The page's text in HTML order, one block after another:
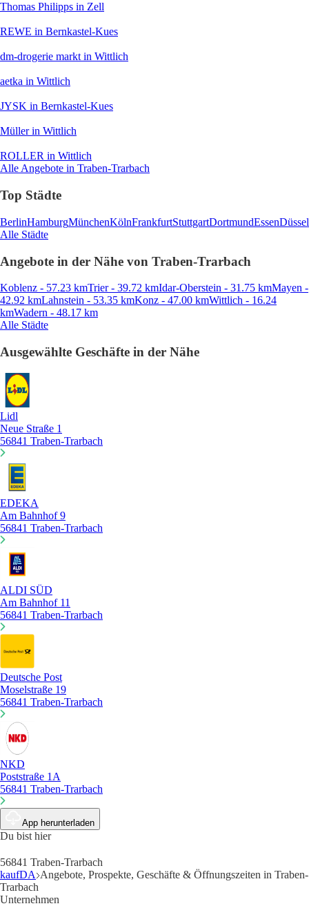
Thomas Philipps in Zell
REWE in Bernkastel-Kues
dm-drogerie markt in Wittlich
aetka in Wittlich
JYSK in Bernkastel-Kues
Müllerin Wittlich
ROLLER in Wittlich
Alle Angebote in Traben-Trarbach
Top Städte
BerlinHamburgMünchenKölnFrankfurtStuttgartDortmundEssen
Alle Städte
Angebote in der Nähe von Traben-Trarbach
Koblenz - 57.23 kmTrier - 39.72 kmIdar-Oberstein - 31.75 kmMayen -
42.92 kmLahnstein - 53.35 kmKonz - 47.00 kmWittlich - 16.24
kmWadern - 48.17 km
Alle Städte
Ausgewählte Geschäfte in der Nähe
Lidl
Neue Straße 1
56841 Traben-Trarbach
EDEKA
Am Bahnhof 9
56841 Traben-Trarbach
ALDI SÜD
Am Bahnhof 11
56841 Traben-Trarbach
Deutsche Post
Moselstraße 19
56841 Traben-Trarbach
NKD
Poststraße 1A
56841 Traben-Trarbach
App herunterladen
Du bist hier
56841 Traben-Trarbach
kaufDA Angebote, Prospekte, Geschäfte & Öffnungszeiten in Traben-
Trarbach
Unternehmen